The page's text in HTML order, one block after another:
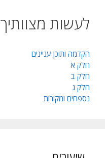
לעשות מצוותיך
הקדמה ותוכן עניינים
חלק א
חלק ב
חלק ג
נספחים ומקורות